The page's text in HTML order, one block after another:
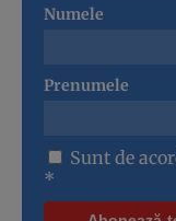
Numele
Prenumele
Sunt de
*